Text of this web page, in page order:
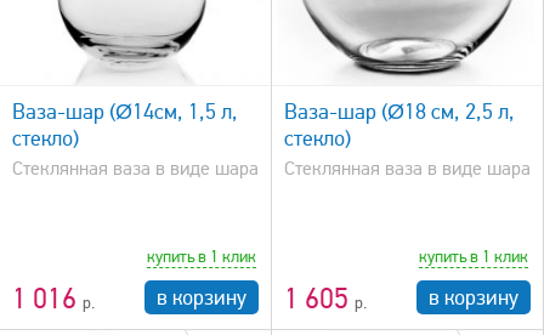
Ваза-шар (Ø14см, 1,5 л,
стекло)
Стеклянная ваза в виде шара
1 016
купить в 1 клик
в корзину
быстрый просмотр
Ваза-шар (Ø18 см, 2,5 л,
стекло)
Стеклянная ваза в виде шара
1 605
купить в 1 клик
в корзину